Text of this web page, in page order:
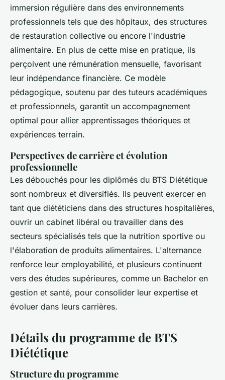
immersion régulière dans des environnements
professionnels tels que des hôpitaux, des structures
de restauration collective ou encore l'industrie
alimentaire. En plus de cette mise en pratique, ils
perçoivent une rémunération mensuelle, favorisant
leur indépendance financière. Ce modèle
pédagogique, soutenu par des tuteurs académiques
et professionnels, garantit un accompagnement
optimal pour allier apprentissages théoriques et
expériences terrain.
Perspectives de carrière et évolution
professionnelle
Les débouchés pour les diplômés du BTS Diététique
sont nombreux et diversifiés. Ils peuvent exercer en
tant que diététiciens dans des structures hospitalières,
ouvrir un cabinet libéral ou travailler dans des
secteurs spécialisés tels que la nutrition sportive ou
l'élaboration de produits alimentaires. L'alternance
renforce leur employabilité, et plusieurs continuent
vers des études supérieures, comme un Bachelor en
gestion et santé, pour consolider leur expertise et
évoluer dans leurs carrières.
Détails du programme de BTS
Diététique
Structure du programme